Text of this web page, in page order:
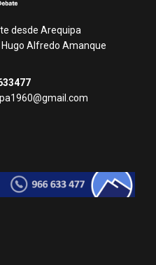
desde Arequipa
Alfredo Amanque